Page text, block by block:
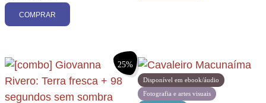
COMPRAR
25%
Disponível em ebook/áudio
Fotografia e artes visuais